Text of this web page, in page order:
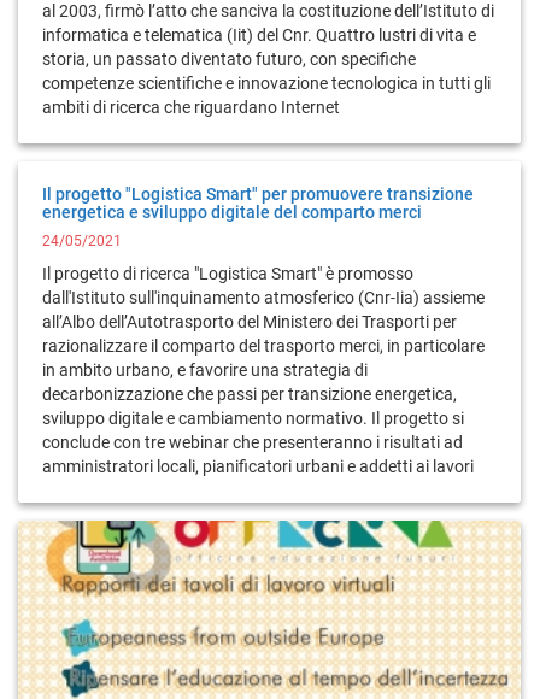
al 2003, firmò l’atto che sanciva la costituzione dell’Istituto di
informatica e telematica (Iit) del Cnr. Quattro lustri di vita e
storia, un passato diventato futuro, con specifiche
competenze scientifiche e innovazione tecnologica in tutti gli
ambiti di ricerca che riguardano Internet
Il progetto "Logistica Smart" per promuovere transizione
energetica e sviluppo digitale del comparto merci
24/05/2021
Il progetto di ricerca "Logistica Smart" è promosso
dall'Istituto sull'inquinamento atmosferico (Cnr-Iia) assieme
all’Albo dell’Autotrasporto del Ministero dei Trasporti per
razionalizzare il comparto del trasporto merci, in particolare
in ambito urbano, e favorire una strategia di
decarbonizzazione che passi per transizione energetica,
sviluppo digitale e cambiamento normativo. Il progetto si
conclude con tre webinar che presenteranno i risultati ad
amministratori locali, pianificatori urbani e addetti ai lavori